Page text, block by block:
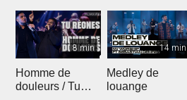
8 min
Homme de
douleurs / Tu
14 min
Medley de
louange